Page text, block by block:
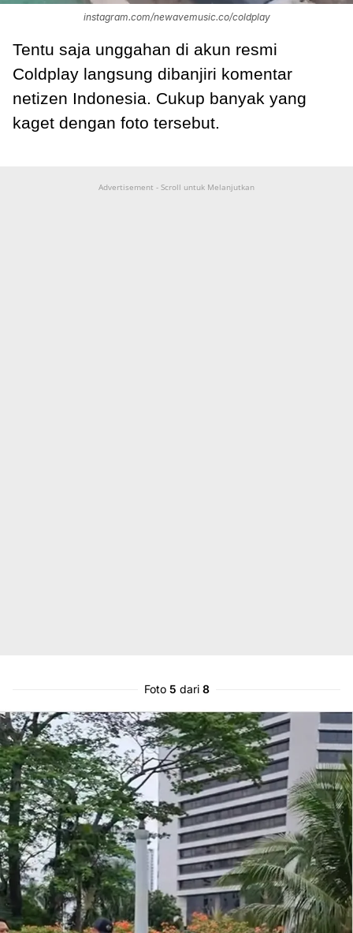
instagram.com/newavemusic.co/coldplay
Tentu saja unggahan di akun resmi
Coldplay langsung dibanjiri komentar
netizen Indonesia. Cukup banyak yang
kaget dengan foto tersebut.
Advertisement - Scroll untuk Melanjutkan
Foto 5 dari 8